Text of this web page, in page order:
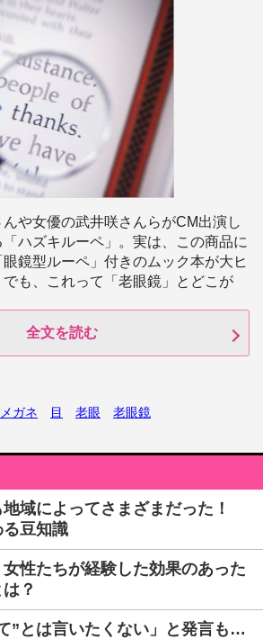
や女優の武井咲さんらがCM出演し
ハズキルーペ」。実は、この商品に
鏡型ルーペ」付きのムック本が大ヒ
も、これって「老眼鏡」とどこが
全文を読む
メガネ 目 老眼 老眼鏡
域によってさまざまだった！
る豆知識
性たちが経験した効果のあった
？
”とは言いたくない」と発言も…